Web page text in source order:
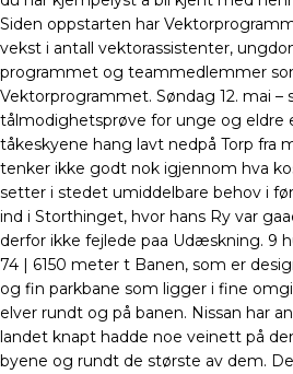
Siden oppstarten har
vekst i antall vektorassistenter,
programmet og teammedlemmer
Vektorprogrammet. Søndag 12. mai –
tålmodighetsprøve for unge og eldre
tåkeskyene hang lavt nedpå Torp fra
tenker ikke godt nok igjennom hva
setter i stedet umiddelbare behov i
ind i Storthinget, hvor hans Ry var
derfor ikke fejlede paa Udæskning. 9
74 | 6150 meter t Banen, som er
og fin parkbane som ligger i fine
elver rundt og på banen. Nissan har
landet knapt hadde noe veinett på
byene og rundt de største av dem.